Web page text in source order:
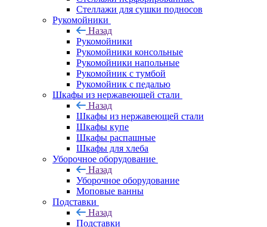
Стеллажи для сушки подносов
Рукомойники
Назад
Рукомойники
Рукомойники консольные
Рукомойники напольные
Рукомойник с тумбой
Рукомойник с педалью
Шкафы из нержавеющей стали
Назад
Шкафы из нержавеющей стали
Шкафы купе
Шкафы распашные
Шкафы для хлеба
Уборочное оборудование
Назад
Уборочное оборудование
Моповые ванны
Подставки
Назад
Подставки